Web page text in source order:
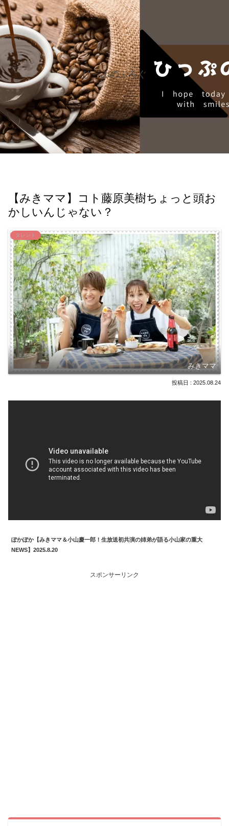
ひっぷのぶろぐ
【みきママ】コト藤原美樹ちょっと頭お
かしいんじゃない？
タレント
みきママ
2025.08.24
ぽかぽか【みきママ＆小山慶一郎！生放送初共演の姉弟が語る小山家の重大
NEWS】2025.8.20
スポンサーリンク